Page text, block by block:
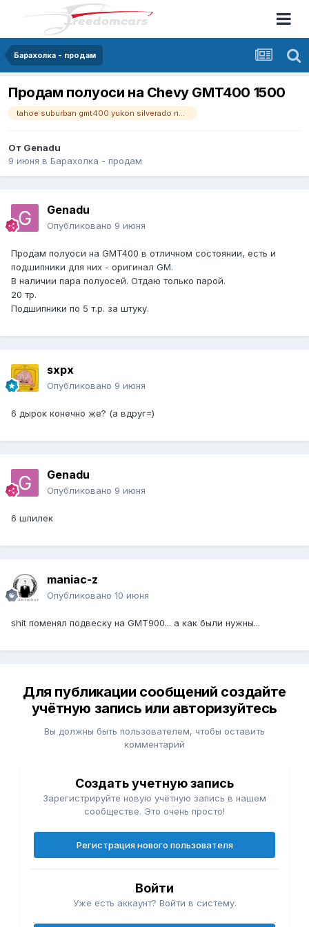
Барахолка - продам
Продам полуоси на Chevy GMT400 1500
tahoe suburban gmt400 yukon silverado полуоси
От Genadu
9 июня в Барахолка - продам
Genadu
Опубликовано 9 июня
Продам полуоси на GMT400 в отличном состоянии, есть и
подшипники для них - оригинал GM.
В наличии пара полуосей. Отдаю только парой.
20 тр.
Подшипники по 5 т.р. за штуку.
sxpx
Опубликовано 9 июня
6 дырок конечно же? (а вдруг=)
Genadu
Опубликовано 9 июня
6 шпилек
maniac-z
Опубликовано 10 июня
shit поменял подвеску на GMT900... а как были нужны...
Для публикации сообщений создайте
учётную запись или авторизуйтесь
Вы должны быть пользователем, чтобы оставить
комментарий
Создать учетную запись
Зарегистрируйте новую учётную запись в нашем
сообществе. Это очень просто!
Регистрация нового пользователя
Войти
Уже есть аккаунт? Войти в систему.